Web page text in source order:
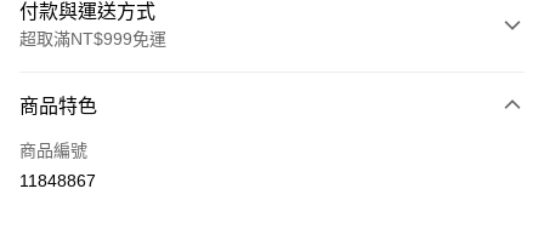
付款與運送方式
超取滿NT$999免運
信用卡一次付款
超商取貨付款
商品特色
商品編號
11848867